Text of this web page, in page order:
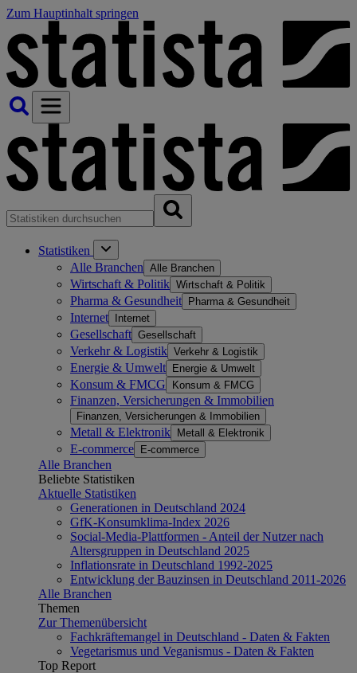
Zum Hauptinhalt springen
Statistiken
Alle Branchen Alle Branchen
Wirtschaft & Politik Wirtschaft & Politik
Pharma & Gesundheit Pharma & Gesundheit
Internet Internet
Gesellschaft Gesellschaft
Verkehr & Logistik Verkehr & Logistik
Energie & Umwelt Energie & Umwelt
Konsum & FMCG Konsum & FMCG
Finanzen, Versicherungen & Immobilien
Finanzen, Versicherungen & Immobilien
Metall & Elektronik Metall & Elektronik
E-commerce E-commerce
Alle Branchen
Beliebte Statistiken
Aktuelle Statistiken
Generationen in Deutschland 2024
GfK-Konsumklima-Index 2026
Social-Media-Plattformen - Anteil der Nutzer nach
Altersgruppen in Deutschland 2025
Inflationsrate in Deutschland 1992-2025
Entwicklung der Bauzinsen in Deutschland 2011-2026
Alle Branchen
Themen
Zur Themenübersicht
Fachkräftemangel in Deutschland - Daten & Fakten
Vegetarismus und Veganismus - Daten & Fakten
Top Report